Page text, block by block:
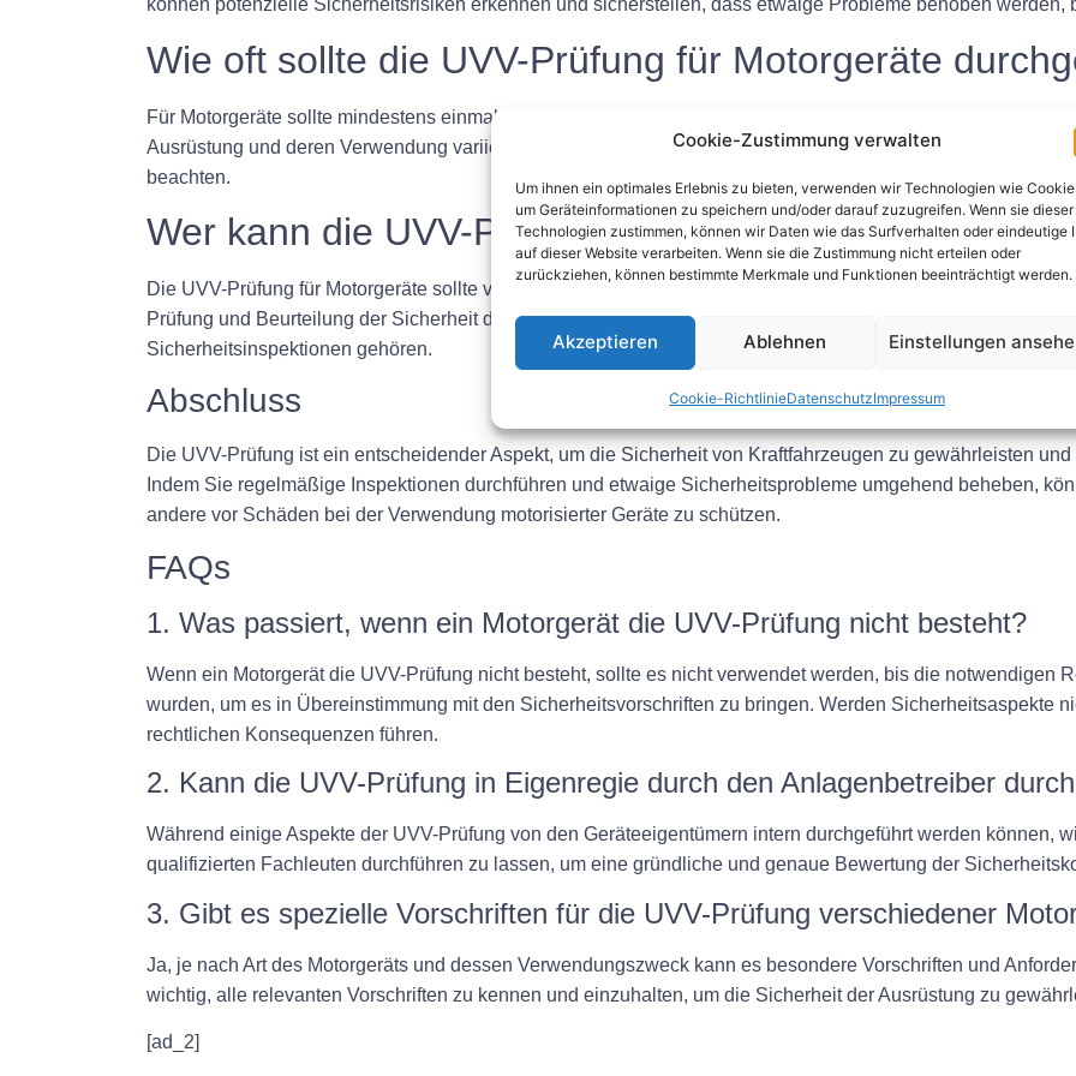
Cookie-Zustimmung verwalten
Um ihnen ein optimales Erlebnis zu bieten, verwenden wir Technologien wie
um Geräteinformationen zu speichern und/oder darauf zuzugreifen. Wenn sie dieser
Technologien zustimmen, können wir Daten wie das Surfverhalten oder eindeutige
auf dieser Website verarbeiten. Wenn sie die Zustimmung nicht erteilen oder
zurückziehen, können bestimmte Merkmale und Funktionen beeinträchtigt werden.
Akzeptieren Ablehnen Einstellungen
Cookie-RichtlinieDatenschutzImpressum
können potenzielle Sicherheitsrisiken erkennen und sicherstellen, dass etwaige Probleme behoben werden,
Wie oft sollte die UVV-Prüfung für Motorgeräte
Für Motorgeräte sollte mindestens einmal im Jahr eine UVV-Prüfung durchgeführt werden. Die Häufigkeit
Ausrüstung und deren Verwendung variieren. Es ist wichtig, die Richtlinien des Herstellers und etwaige
beachten.
Wer kann die UVV-Prüfung für Motorgeräte
Die UVV-Prüfung für Motorgeräte sollte von qualifiziertem Fachpersonal durchgeführt werden, das über die
Prüfung und Beurteilung der Sicherheit der Geräte verfügt. Dazu können zertifizierte Inspektoren oder
Sicherheitsinspektionen gehören.
Abschluss
Die UVV-Prüfung ist ein entscheidender Aspekt, um die Sicherheit von Kraftfahrzeugen zu gewährleisten
Indem Sie regelmäßige Inspektionen durchführen und etwaige Sicherheitsprobleme umgehend beheben,
andere vor Schäden bei der Verwendung motorisierter Geräte zu schützen.
FAQs
1. Was passiert, wenn ein Motorgerät die UVV-Prüfung nicht besteht?
Wenn ein Motorgerät die UVV-Prüfung nicht besteht, sollte es nicht verwendet werden, bis die notwendigen
wurden, um es in Übereinstimmung mit den Sicherheitsvorschriften zu bringen. Werden Sicherheitsaspekte
rechtlichen Konsequenzen führen.
2. Kann die UVV-Prüfung in Eigenregie durch den Anlagenbetreiber
Während einige Aspekte der UVV-Prüfung von den Geräteeigentümern intern durchgeführt werden können,
qualifizierten Fachleuten durchführen zu lassen, um eine gründliche und genaue Bewertung der
3. Gibt es spezielle Vorschriften für die UVV-Prüfung verschiedener
Ja, je nach Art des Motorgeräts und dessen Verwendungszweck kann es besondere Vorschriften und
wichtig, alle relevanten Vorschriften zu kennen und einzuhalten, um die Sicherheit der Ausrüstung zu
[ad_2]